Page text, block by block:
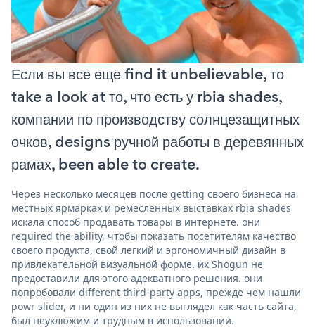
Если вы все еще find it unbelievable, то
take a look at то, что есть у rbia shades,
компании по производству солнцезащитных
очков, designs ручной работы в деревянных
рамах, been able to create.
Через несколько месяцев после getting своего бизнеса на
местных ярмарках и ремесленных выставках rbia shades
искала способ продавать товары в интернете. они
required the ability, чтобы показать посетителям качество
своего продукта, свой легкий и эргономичный дизайн в
привлекательной визуальной форме. их Shogun не
предоставили для этого адекватного решения. они
попробовали different third-party apps, прежде чем нашли
powr slider, и ни один из них не выглядел как часть сайта,
был неуклюжим и трудным в использовании.